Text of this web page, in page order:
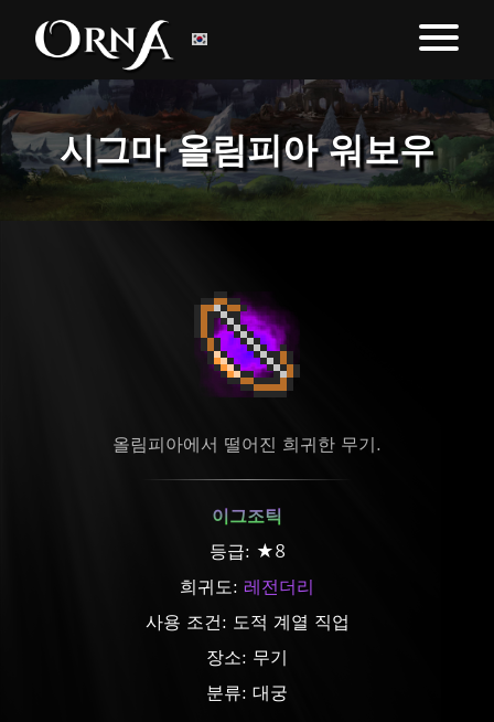
시그마 올림피아 워보우
올림피아에서 떨어진 희귀한 무기.
이그조틱
등급: ★8
희귀도: 레전더리
사용 조건: 도적 계열 직업
장소: 무기
분류: 대궁